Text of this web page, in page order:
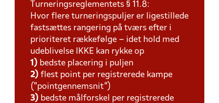
Turneringsreglementets § 11.8:
Hvor flere turneringspuljer er ligestillede
fastsættes rangering på tværs efter i
prioriteret rækkefølge – idet hold med
udeblivelse IKKE kan rykke op
1) bedste placering i puljen
2) flest point per registrerede kampe
(”pointgennemsnit”)
3) bedste målforskel per registrerede